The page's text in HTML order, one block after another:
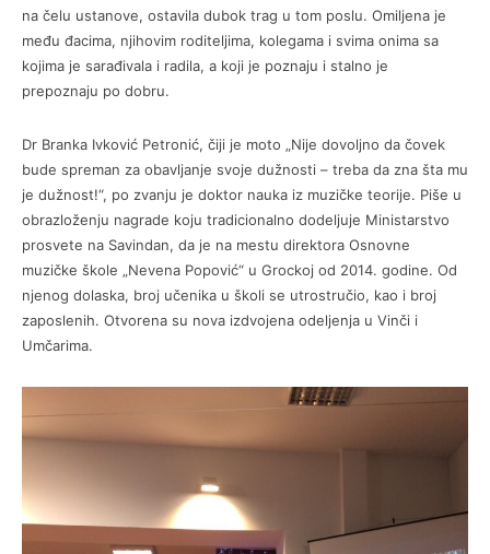
na čelu ustanove, ostavila dubok trag u tom poslu. Omiljena je
među đacima, njihovim roditeljima, kolegama i svima onima sa
kojima je sarađivala i radila, a koji je poznaju i stalno je
prepoznaju po dobru.
Dr Branka Ivković Petronić, čiji je moto „Nije dovoljno da čovek
bude spreman za obavljanje svoje dužnosti – treba da zna šta mu
je dužnost!“, po zvanju je doktor nauka iz muzičke teorije. Piše u
obrazloženju nagrade koju tradicionalno dodeljuje Ministarstvo
prosvete na Savindan, da je na mestu direktora Osnovne
muzičke škole „Nevena Popović“ u Grockoj od 2014. godine. Od
njenog dolaska, broj učenika u školi se utrostručio, kao i broj
zaposlenih. Otvorena su nova izdvojena odeljenja u Vinči i
Umčarima.